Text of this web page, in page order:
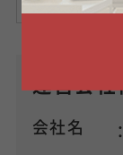
運営会
会社名